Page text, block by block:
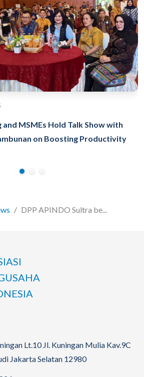
MSMEs Hold Talk Show with
on Boosting Productivity
DPP APINDO Sultra be...
Lt.10 Jl. Kuningan Mulia Kav.9C
Jakarta Selatan 12980